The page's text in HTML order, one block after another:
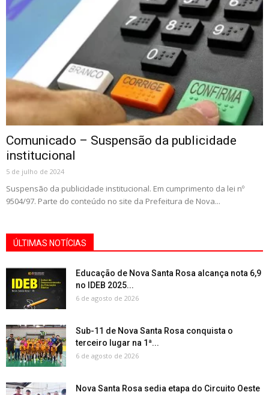
Comunicado – Suspensão da publicidade
institucional
5 de julho de 2024
Suspensão da publicidade institucional. Em cumprimento da lei nº
9504/97. Parte do conteúdo no site da Prefeitura de Nova...
ÚLTIMAS NOTÍCIAS
Educação de Nova Santa Rosa alcança nota 6,9
no IDEB 2025...
6 de agosto de 2026
Sub-11 de Nova Santa Rosa conquista o
terceiro lugar na 1ª...
6 de agosto de 2026
Nova Santa Rosa sedia etapa do Circuito Oeste